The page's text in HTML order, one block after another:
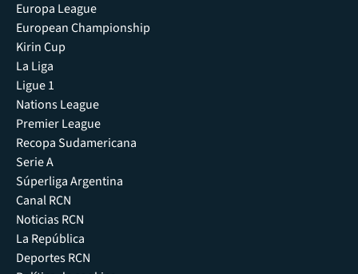
Europa League
European Championship
Kirin Cup
La Liga
Ligue 1
Nations League
Premier League
Recopa Sudamericana
Serie A
Súperliga Argentina
Canal RCN
Noticias RCN
La República
Deportes RCN